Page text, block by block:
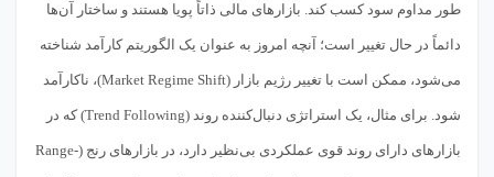
طور مداوم سود کسب کند. بازارهای مالی ذاتاً پویا هستند و ساختار آن‌ها
دائماً در حال تغییر است؛ آنچه امروز به عنوان یک الگوریتم کارآمد شناخته
می‌شود، ممکن است با تغییر رژیم بازار (Market Regime Shift)، ناکارآمد
شود. برای مثال، یک استراتژی دنبال‌کننده روند (Trend Following) که در
بازارهای دارای روند قوی عملکردی بی‌نظیر دارد، در بازارهای رنج (Range-